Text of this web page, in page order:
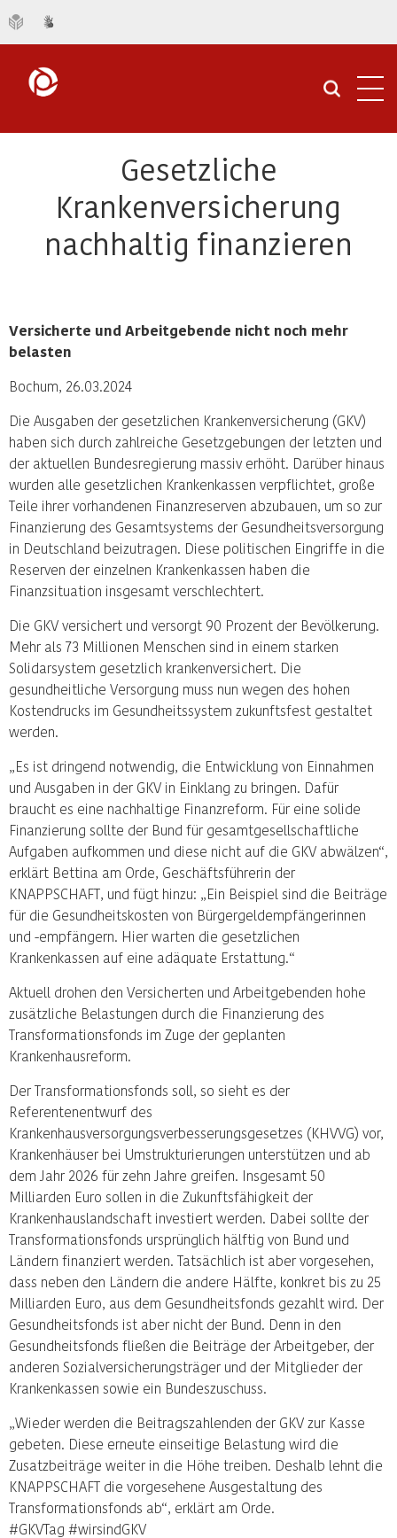
Gesetzliche
Krankenversicherung
nachhaltig finanzieren
Versicherte und Arbeitgebende nicht noch mehr
belasten
Bochum, 26.03.2024
Die Ausgaben der gesetzlichen Krankenversicherung (GKV)
haben sich durch zahlreiche Gesetzgebungen der letzten und
der aktuellen Bundesregierung massiv erhöht. Darüber hinaus
wurden alle gesetzlichen Krankenkassen verpflichtet, große
Teile ihrer vorhandenen Finanzreserven abzubauen, um so zur
Finanzierung des Gesamtsystems der Gesundheitsversorgung
in Deutschland beizutragen. Diese politischen Eingriffe in die
Reserven der einzelnen Krankenkassen haben die
Finanzsituation insgesamt verschlechtert.
Die GKV versichert und versorgt 90 Prozent der Bevölkerung.
Mehr als 73 Millionen Menschen sind in einem starken
Solidarsystem gesetzlich krankenversichert. Die
gesundheitliche Versorgung muss nun wegen des hohen
Kostendrucks im Gesundheitssystem zukunftsfest gestaltet
werden.
„Es ist dringend notwendig, die Entwicklung von Einnahmen
und Ausgaben in der GKV in Einklang zu bringen. Dafür
braucht es eine nachhaltige Finanzreform. Für eine solide
Finanzierung sollte der Bund für gesamtgesellschaftliche
Aufgaben aufkommen und diese nicht auf die GKV abwälzen“,
erklärt Bettina am Orde, Geschäftsführerin der
KNAPPSCHAFT, und fügt hinzu: „Ein Beispiel sind die Beiträge
für die Gesundheitskosten von Bürgergeldempfängerinnen
und -empfängern. Hier warten die gesetzlichen
Krankenkassen auf eine adäquate Erstattung.“
Aktuell drohen den Versicherten und Arbeitgebenden hohe
zusätzliche Belastungen durch die Finanzierung des
Transformationsfonds im Zuge der geplanten
Krankenhausreform.
Der Transformationsfonds soll, so sieht es der
Referentenentwurf des
Krankenhausversorgungsverbesserungsgesetzes (KHVVG) vor,
Krankenhäuser bei Umstrukturierungen unterstützen und ab
dem Jahr 2026 für zehn Jahre greifen. Insgesamt 50
Milliarden Euro sollen in die Zukunftsfähigkeit der
Krankenhauslandschaft investiert werden. Dabei sollte der
Transformationsfonds ursprünglich hälftig von Bund und
Ländern finanziert werden. Tatsächlich ist aber vorgesehen,
dass neben den Ländern die andere Hälfte, konkret bis zu 25
Milliarden Euro, aus dem Gesundheitsfonds gezahlt wird. Der
Gesundheitsfonds ist aber nicht der Bund. Denn in den
Gesundheitsfonds fließen die Beiträge der Arbeitgeber, der
anderen Sozialversicherungsträger und der Mitglieder der
Krankenkassen sowie ein Bundeszuschuss.
„Wieder werden die Beitragszahlenden der GKV zur Kasse
gebeten. Diese erneute einseitige Belastung wird die
Zusatzbeiträge weiter in die Höhe treiben. Deshalb lehnt die
KNAPPSCHAFT die vorgesehene Ausgestaltung des
Transformationsfonds ab“, erklärt am Orde.
#GKVTag #wirsindGKV